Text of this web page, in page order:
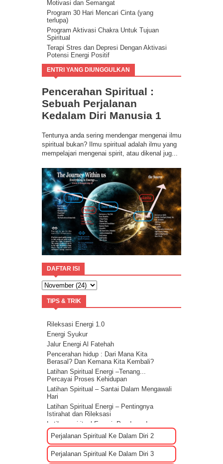
Motivasi dan Semangat
Program 30 Hari Mencari Cinta (yang
terlupa)
Program Aktivasi Chakra Untuk Tujuan
Spiritual
Terapi Stres dan Depresi Dengan Aktivasi
Potensi Energi Positif
Program Buang Sial untuk Datangkan
Keberuntungan & Kesuksesan dalam Hidup
Program Coaching Holistic, Positif
Consciousness for Success
ENTRI YANG DIUNGGULKAN
Pencerahan Spiritual :
Sebuah Perjalanan
Kedalam Diri Manusia 1
Tentunya anda sering mendengar mengenai ilmu
spiritual bukan? Ilmu spiritual adalah ilmu yang
mempelajari mengenai spirit, atau dikenal jug...
DAFTAR ISI
TIPS & TRIK
Rileksasi Energi 1.0
Energi Syukur
Jalur Energi Al Fatehah
Pencerahan hidup : Dari Mana Kita
Berasal? Dan Kemana Kita Kembali?
Latihan Spiritual Energi –Tenang...
Percayai Proses Kehidupan
Latihan Spiritual – Santai Dalam Mengawali
Hari
Latihan Spiritual Energi – Pentingnya
Istirahat dan Rileksasi
Latihan spiritual Energi: Panduan dan
Sharing rileksasi energi
Bagaimana Cara Mengenali EGO?
Tips Membuat Rencana Hidup Selagi
Masih Muda
Perjalanan Spiritual Ke Dalam Diri 2
Perjalanan Spiritual Ke Dalam Diri 3